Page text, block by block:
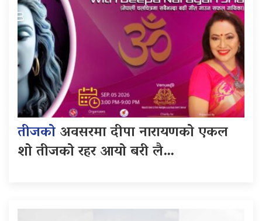
तीजकोअवसरमा दीपा नारायणको एकल
शो तीजको रहर आयो बरी लै…